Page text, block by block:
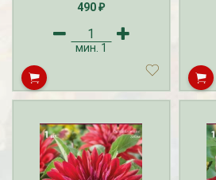
производится с февраля по май.
490₽
мин. 1